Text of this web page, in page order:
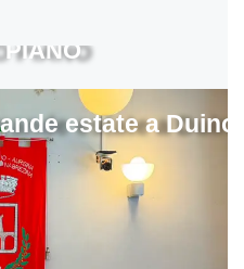
estate a
PIANO